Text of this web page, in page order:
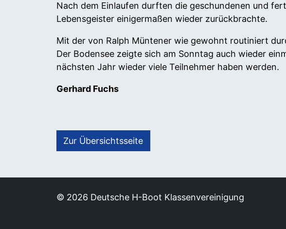
Nach dem Einlaufen durften die geschundenen und
Lebensgeister einigermaßen wieder zurückbrachte.
Mit der von Ralph Müntener wie gewohnt routiniert
Der Bodensee zeigte sich am Sonntag auch wieder
nächsten Jahr wieder viele Teilnehmer haben werden.
Gerhard Fuchs
Zur Übersichtsseite
© 2026 Deutsche H-Boot Klassenvereinigung